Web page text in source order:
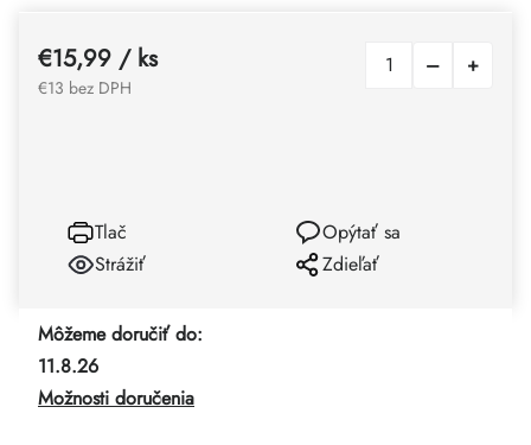
Môžeme doručiť do:
11.8.26
Možnosti doručenia
€15,99 / ks
€13 bez DPH
Tlač
Opýtať sa
Strážiť
Zdieľať